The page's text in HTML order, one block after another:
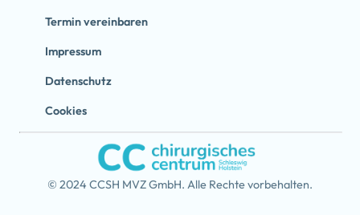
Impressum
Datenschutz
Cookies
Termin vereinbaren
© 2024 CCSH MVZ GmbH. Alle Rechte vorbehalten.